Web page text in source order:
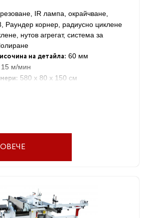
IR лампа, окрайчване,
Раундер корнер, радиусно циклене
нутов агрегат, система за
на детайла: 60 мм
15 м/мин
580 х 80 х 150 см